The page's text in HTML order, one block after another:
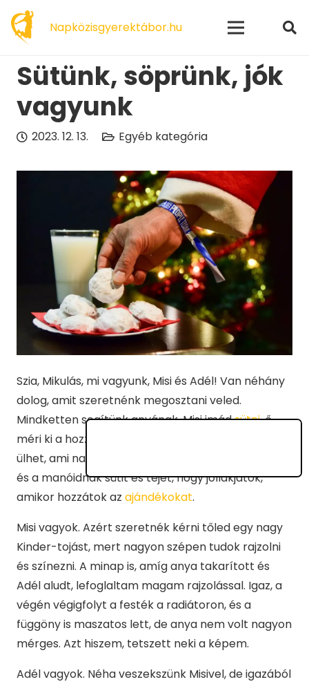
Napközisgyerektábor.hu
Sütünk, söprünk, jók
vagyunk
2023. 12. 13. Egyéb kategória
Szia, Mikulás, mi vagyunk, Misi és Adél! Van néhány
dolog, amit szeretnénk megosztani veled.
Mindketten segítünk anyának. Misi imádsütni, ő
méri ki a hozzávalókat. Néha az asztal tetején is
ülhet, ami nagyon klassz! Idén is készítünk neked
és a manóidnak sütit és tejet, hogy jóllakjatok,
amikor hozzátok az ajándékokat.
Misi vagyok. Azért szeretnék kérni tőled egy nagy
Kinder-tojást, mert nagyon szépen tudok rajzolni
és színezni. A minap is, amíg anya takarított és
Adél aludt, lefoglaltam magam rajzolással. Igaz, a
végén végigfolyt a festék a radiátoron, és a
függöny is maszatos lett, de anya nem volt nagyon
mérges. Azt hiszem, tetszett neki a képem.
Adél vagyok. Néha veszekszünk Misivel, de igazából